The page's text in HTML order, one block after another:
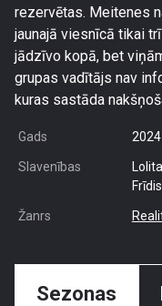
rezervētas. Meitenes
jaunajā viesnīcā tikai
jādzīvo kopā, bet
grupas vadītājs nav
kuras sastāda
Gads 2024
Slavenības
Žanrs
Sezonas